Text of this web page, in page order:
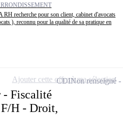
recherche pour son client, cabinet d'avocats
), reconnu pour la qualité de sa pratique en
- Fiscalité
H - Droit,
CDINon renseigné
Ajouter cette offre à ma sélection